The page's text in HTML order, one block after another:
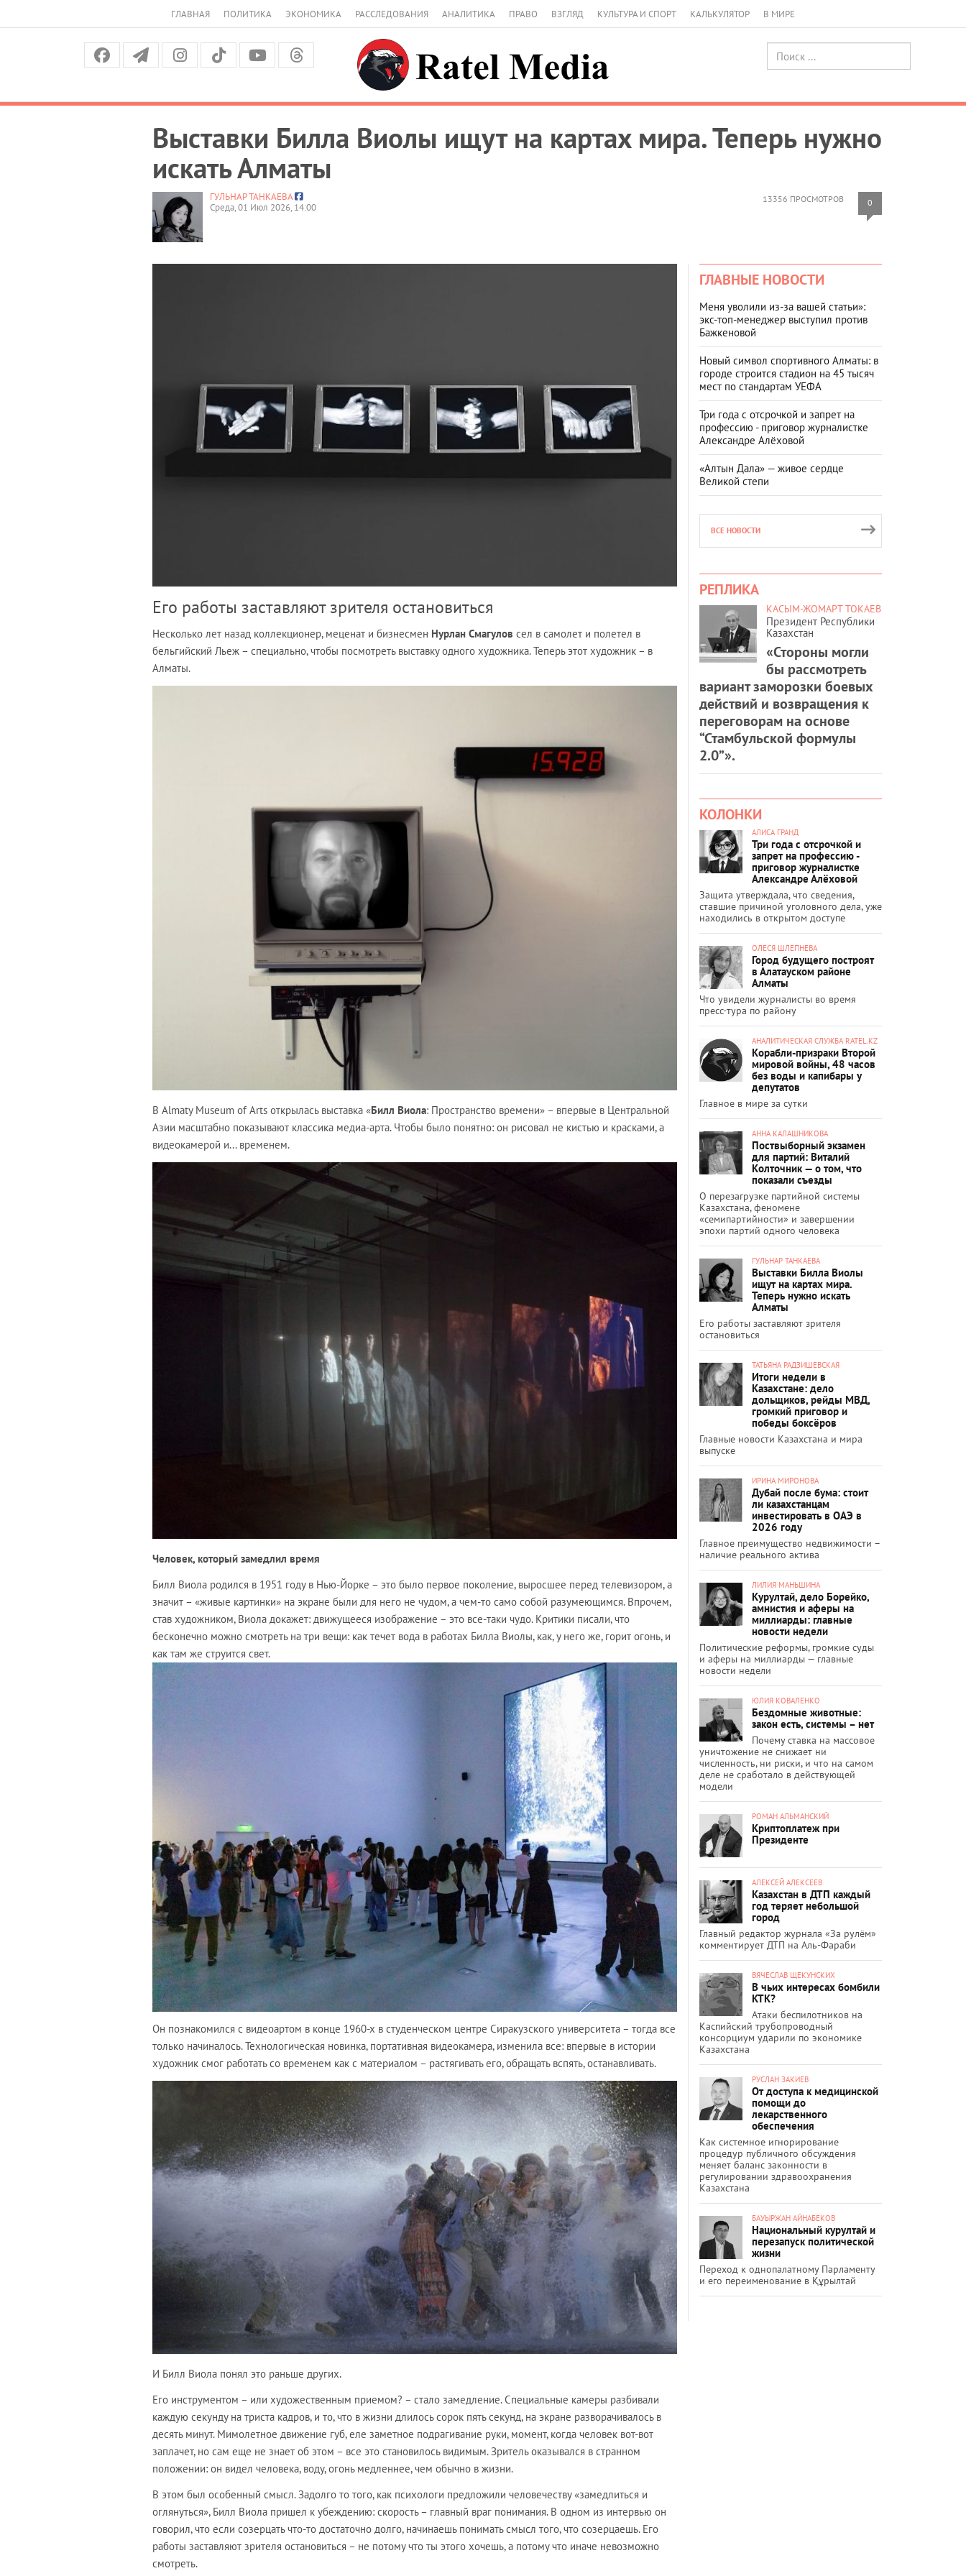
ГЛАВНАЯ ПОЛИТИКА ЭКОНОМИКА РАССЛЕДОВАНИЯ АНАЛИТИКА ПРАВО ВЗГЛЯД КУЛЬТУРА И СПОРТ КАЛЬКУЛЯТОР В МИРЕ
Выставки Билла Виолы ищут на картах мира. Теперь нужно
искать Алматы
13356 ПРОСМОТРОВ 0
ГУЛЬНАР ТАНКАЕВА
Среда, 01 Июл 2026, 14:00
Его работы заставляют зрителя остановиться
Несколько лет назад коллекционер, меценат и бизнесмен Нурлан Смагулов сел в самолет и полетел в
бельгийский Льеж – специально, чтобы посмотреть выставку одного художника. Теперь этот художник – в
Алматы.
В Almaty Museum of Arts открылась выставка «Билл Виола: Пространство времени» – впервые в Центральной
Азии масштабно показывают классика медиа-арта. Чтобы было понятно: он рисовал не кистью и красками, а
видеокамерой и... временем.
Человек, который замедлил время
Билл Виола родился в 1951 году в Нью-Йорке – это было первое поколение, выросшее перед телевизором, а
значит – «живые картинки» на экране были для него не чудом, а чем-то само собой разумеющимся. Впрочем,
став художником, Виола докажет: движущееся изображение – это все-таки чудо. Критики писали, что
бесконечно можно смотреть на три вещи: как течет вода в работах Билла Виолы, как, у него же, горит огонь, и
как там же струится свет.
Он познакомился с видеоартом в конце 1960-х в студенческом центре Сиракузского университета – тогда все
только начиналось. Технологическая новинка, портативная видеокамера, изменила все: впервые в истории
художник смог работать со временем как с материалом – растягивать его, обращать вспять, останавливать.
И Билл Виола понял это раньше других.
Его инструментом – или художественным приемом? – стало замедление. Специальные камеры разбивали
каждую секунду на триста кадров, и то, что в жизни длилось сорок пять секунд, на экране разворачивалось в
десять минут. Мимолетное движение губ, еле заметное подрагивание руки, момент, когда человек вот-вот
заплачет, но сам еще не знает об этом – все это становилось видимым. Зритель оказывался в странном
положении: он видел человека, воду, огонь медленнее, чем обычно в жизни.
В этом был особенный смысл. Задолго то того, как психологи предложили человечеству «замедлиться и
оглянуться», Билл Виола пришел к убеждению: скорость – главный враг понимания. В одном из интервью он
говорил, что если созерцать что-то достаточно долго, начинаешь понимать смысл того, что созерцаешь. Его
работы заставляют зрителя остановиться – не потому что ты этого хочешь, а потому что иначе невозможно
смотреть.
ГЛАВНЫЕ НОВОСТИ
Меня уволили из-за вашей статьи»:
экс-топ-менеджер выступил против
Бажкеновой
Новый символ спортивного Алматы: в
городе строится стадион на 45 тысяч
мест по стандартам УЕФА
Три года с отсрочкой и запрет на
профессию - приговор журналистке
Александре Алёховой
«Алтын Дала» — живое сердце
Великой степи
ВСЕ НОВОСТИ
РЕПЛИКА
КАСЫМ-ЖОМАРТ ТОКАЕВ
Президент Республики
Казахстан
«Стороны могли
бы рассмотреть
вариант заморозки боевых
действий и возвращения к
переговорам на основе
“Стамбульской формулы
2.0”».
КОЛОНКИ
АЛИСА ГРАНД
Три года с отсрочкой и
запрет на профессию -
приговор журналистке
Александре Алёховой
Защита утверждала, что сведения,
ставшие причиной уголовного дела, уже
находились в открытом доступе
ОЛЕСЯ ШЛЕПНЕВА
Город будущего построят
в Алатауском районе
Алматы
Что увидели журналисты во время
пресс-тура по району
АНАЛИТИЧЕСКАЯ СЛУЖБА RATEL.KZ
Корабли-призраки Второй
мировой войны, 48 часов
без воды и капибары у
депутатов
Главное в мире за сутки
АННА КАЛАШНИКОВА
Поствыборный экзамен
для партий: Виталий
Колточник — о том, что
показали съезды
О перезагрузке партийной системы
Казахстана, феномене
«семипартийности» и завершении
эпохи партий одного человека
ГУЛЬНАР ТАНКАЕВА
Выставки Билла Виолы
ищут на картах мира.
Теперь нужно искать
Алматы
Его работы заставляют зрителя
остановиться
ТАТЬЯНА РАДЗИШЕВСКАЯ
Итоги недели в
Казахстане: дело
дольщиков, рейды МВД,
громкий приговор и
победы боксёров
Главные новости Казахстана и мира
выпуске
ИРИНА МИРОНОВА
Дубай после бума: стоит
ли казахстанцам
инвестировать в ОАЭ в
2026 году
Главное преимущество недвижимости –
наличие реального актива
ЛИЛИЯ МАНЬШИНА
Курултай, дело Борейко,
амнистия и аферы на
миллиарды: главные
новости недели
Политические реформы, громкие суды
и аферы на миллиарды — главные
новости недели
ЮЛИЯ КОВАЛЕНКО
Бездомные животные:
закон есть, системы – нет
Почему ставка на массовое
уничтожение не снижает ни
численность, ни риски, и что на самом
деле не сработало в действующей
модели
РОМАН АЛЬМАНСКИЙ
Криптоплатеж при
Президенте
АЛЕКСЕЙ АЛЕКСЕЕВ
Казахстан в ДТП каждый
год теряет небольшой
город
Главный редактор журнала «За рулём»
комментирует ДТП на Аль-Фараби
ВЯЧЕСЛАВ ЩЕКУНСКИХ
В чьих интересах бомбили
КТК?
Атаки беспилотников на
Каспийский трубопроводный
консорциум ударили по экономике
Казахстана
РУСЛАН ЗАКИЕВ
От доступа к медицинской
помощи до
лекарственного
обеспечения
Как системное игнорирование
процедур публичного обсуждения
меняет баланс законности в
регулировании здравоохранения
Казахстана
БАУЫРЖАН АЙНАБЕКОВ
Национальный курултай и
перезапуск политической
жизни
Переход к однопалатному Парламенту
и его переименование в Құрылтай